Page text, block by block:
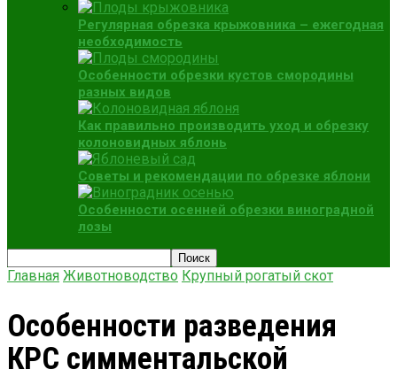
Регулярная обрезка крыжовника – ежегодная
необходимость
Особенности обрезки кустов смородины
разных видов
Как правильно производить уход и обрезку
колоновидных яблонь
Советы и рекомендации по обрезке яблони
Особенности осенней обрезки виноградной
лозы
Главная Животноводство Крупный рогатый скот
Особенности разведения
КРС симментальской